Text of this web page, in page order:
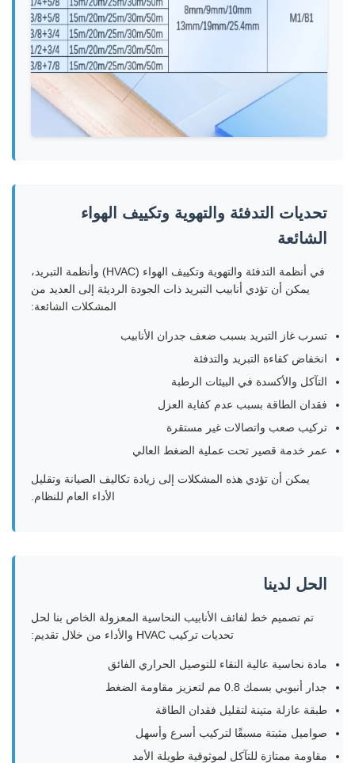
تحديات التدفئة والتهوية وتكييف الهواء
الشائعة
في أنظمة التدفئة والتهوية وتكييف الهواء (HVAC) وأنظمة التبريد،
يمكن أن تؤدي أنابيب التبريد ذات الجودة الرديئة إلى العديد من
المشكلات الشائعة:
تسرب غاز التبريد بسبب ضعف جدران الأنابيب
انخفاض كفاءة التبريد والتدفئة
التآكل والأكسدة في البيئات الرطبة
فقدان الطاقة بسبب عدم كفاية العزل
تركيب صعب واتصالات غير مستقرة
عمر خدمة قصير تحت عملية الضغط العالي
يمكن أن تؤدي هذه المشكلات إلى زيادة تكاليف الصيانة وتقليل
الأداء العام للنظام.
الحل لدينا
تم تصميم خط لفائف الأنابيب النحاسية المعزولة الخاص بنا لحل
تحديات تركيب HVAC والأداء من خلال تقديم:
مادة نحاسية عالية النقاء للتوصيل الحراري الفائق
جدار أنبوبي بسمك 0.8 مم لتعزيز مقاومة الضغط
طبقة عازلة متينة لتقليل فقدان الطاقة
صواميل مثبتة مسبقًا لتركيب أسرع وأسهل
مقاومة ممتازة للتآكل لموثوقية طويلة الأمد